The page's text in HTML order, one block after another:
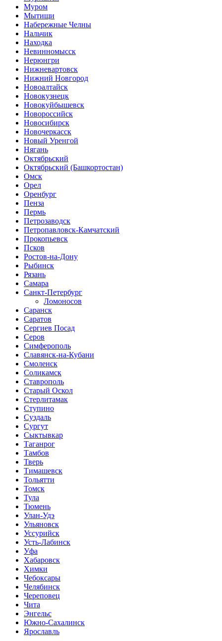
Муром
Мытищи
Набережные Челны
Нальчик
Находка
Невинномысск
Нерюнгри
Нижневартовск
Нижний Новгород
Новоалтайск
Новокузнецк
Новокуйбышевск
Новороссийск
Новосибирск
Новочеркасск
Новый Уренгой
Нягань
Октябрьский
Октябрьский (Башкортостан)
Омск
Орел
Оренбург
Пенза
Пермь
Петрозаводск
Петропавловск-Камчатский
Прокопьевск
Псков
Ростов-на-Дону
Рыбинск
Рязань
Самара
Санкт-Петербург
Ломоносов
Саранск
Саратов
Сергиев Посад
Серов
Симферополь
Славянск-на-Кубани
Смоленск
Соликамск
Ставрополь
Старый Оскол
Стерлитамак
Ступино
Суздаль
Сургут
Сыктывкар
Таганрог
Тамбов
Тверь
Тимашевск
Тольятти
Томск
Тула
Тюмень
Улан-Удэ
Ульяновск
Уссурийск
Усть-Лабинск
Уфа
Хабаровск
Химки
Чебоксары
Челябинск
Череповец
Чита
Энгельс
Южно-Сахалинск
Ярославль